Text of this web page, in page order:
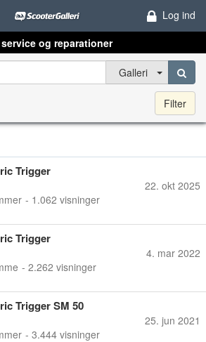
Log ind
og reparationer
Galleri
Filter
Trigger
- 1.062 visninger
22. okt 2025
Trigger
- 2.262 visninger
4. mar 2022
Trigger SM 50
- 3.444 visninger
25. jun 2021